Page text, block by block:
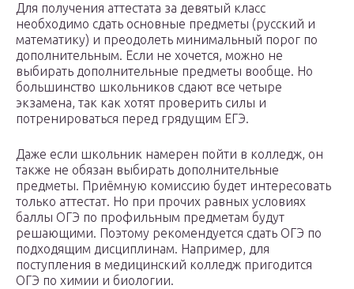
Для получения аттестата за девятый класс
необходимо сдать основные предметы (русский и
математику) и преодолеть минимальный порог по
дополнительным. Если не хочется, можно не
выбирать дополнительные предметы вообще. Но
большинство школьников сдают все четыре
экзамена, так как хотят проверить силы и
потренироваться перед грядущим ЕГЭ.
Даже если школьник намерен пойти в колледж, он
также не обязан выбирать дополнительные
предметы. Приёмную комиссию будет интересовать
только аттестат. Но при прочих равных условиях
баллы ОГЭ по профильным предметам будут
решающими. Поэтому рекомендуется сдать ОГЭ по
подходящим дисциплинам. Например, для
поступления в медицинский колледж пригодится
ОГЭ по химии и биологии.